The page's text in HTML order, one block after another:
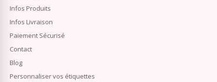
Infos Produits
Infos Livraison
Paiement Sécurisé
Contact
Blog
Personnaliser vos étiquettes